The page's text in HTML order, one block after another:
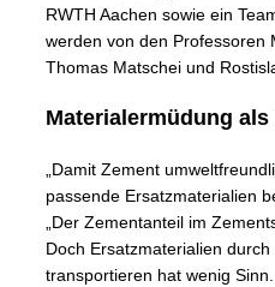
RWTH Aachen sowie ein
werden von den Professoren
Thomas Matschei und
Materialermüdung
„Damit Zement
passende Ersatzmaterialien
„Der Zementanteil im
Doch Ersatzmaterialien
transportieren hat wenig